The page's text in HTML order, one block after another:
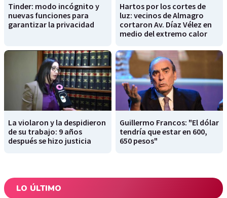
Tinder: modo incógnito y
nuevas funciones para
garantizar la privacidad
Hartos por los cortes de
luz: vecinos de Almagro
cortaron Av. Díaz Vélez en
medio del extremo calor
La violaron y la despidieron
de su trabajo: 9 años
después se hizo justicia
Guillermo Francos: "El dólar
tendría que estar en 600,
650 pesos"
LO ÚLTIMO